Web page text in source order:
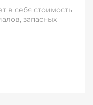
в себя стоимость
запасных